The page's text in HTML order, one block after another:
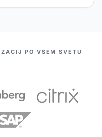
PO VSEM SVETU